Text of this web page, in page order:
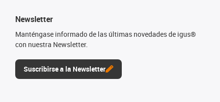
Newsletter
Manténgase informado de las últimas novedades de igus®
con nuestra Newsletter.
Suscribirse a la Newsletter